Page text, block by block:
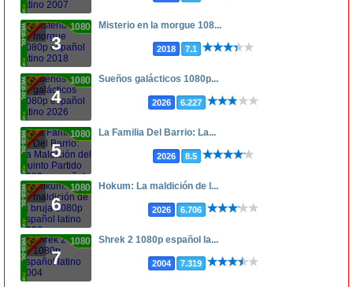
3
1080p Misterio en la morgue 108...
2018 7.1
4
1080p Sueños galácticos 1080p...
2026 6.227
5
1080p La Familia Del Barrio: La...
2026 8.5
6
1080p Hokum: La maldición de l...
2026 6.706
7
1080p Shrek 2 1080p español la...
2004 7.319